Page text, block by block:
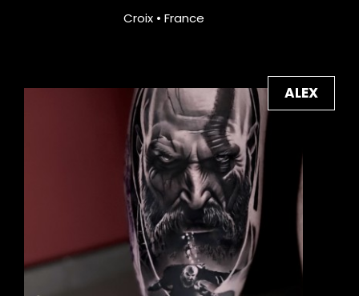
Croix • France
ALEX